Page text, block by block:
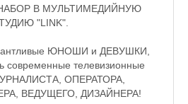
В МУЛЬТИМЕДИЙНУЮ
"LINK".
ЮНОШИ и ДЕВУШКИ,
современные телевизионные
ОПЕРАТОРА,
ВЕДУЩЕГО, ДИЗАЙНЕРА!